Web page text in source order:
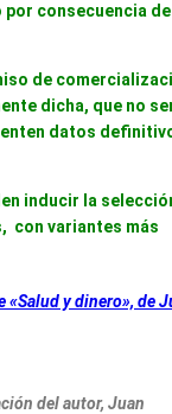
por consecuencia de
de
dicha, que no
datos
inducir la
con variantes más
y dinero», de
del autor, Juan